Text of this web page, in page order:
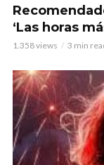
‘Las horas
1.358 views 3 min